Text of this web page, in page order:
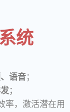
统
语音；
；
率，激活潜在用